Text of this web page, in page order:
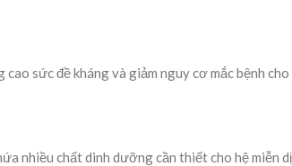
sức đề kháng và giảm nguy cơ mắc bệnh
nhiều chất dinh dưỡng cần thiết cho hệ miễn